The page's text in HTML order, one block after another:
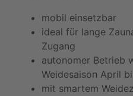
mobil einsetzbar
ideal für lange
Zugang
autonomer Betrieb
Weidesaison April
mit smartem